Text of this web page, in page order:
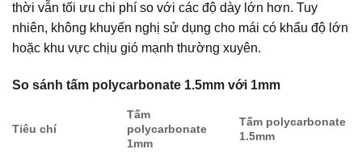
thời vẫn tối ưu chi phí so với các độ dày lớn hơn. Tuy
nhiên, không khuyến nghị sử dụng cho mái có khẩu độ lớn
hoặc khu vực chịu gió mạnh thường xuyên.
So sánh tấm polycarbonate 1.5mm với 1mm
Tiêu chí
Tấm
polycarbonate
1mm
Tấm polycarbonate
1.5mm